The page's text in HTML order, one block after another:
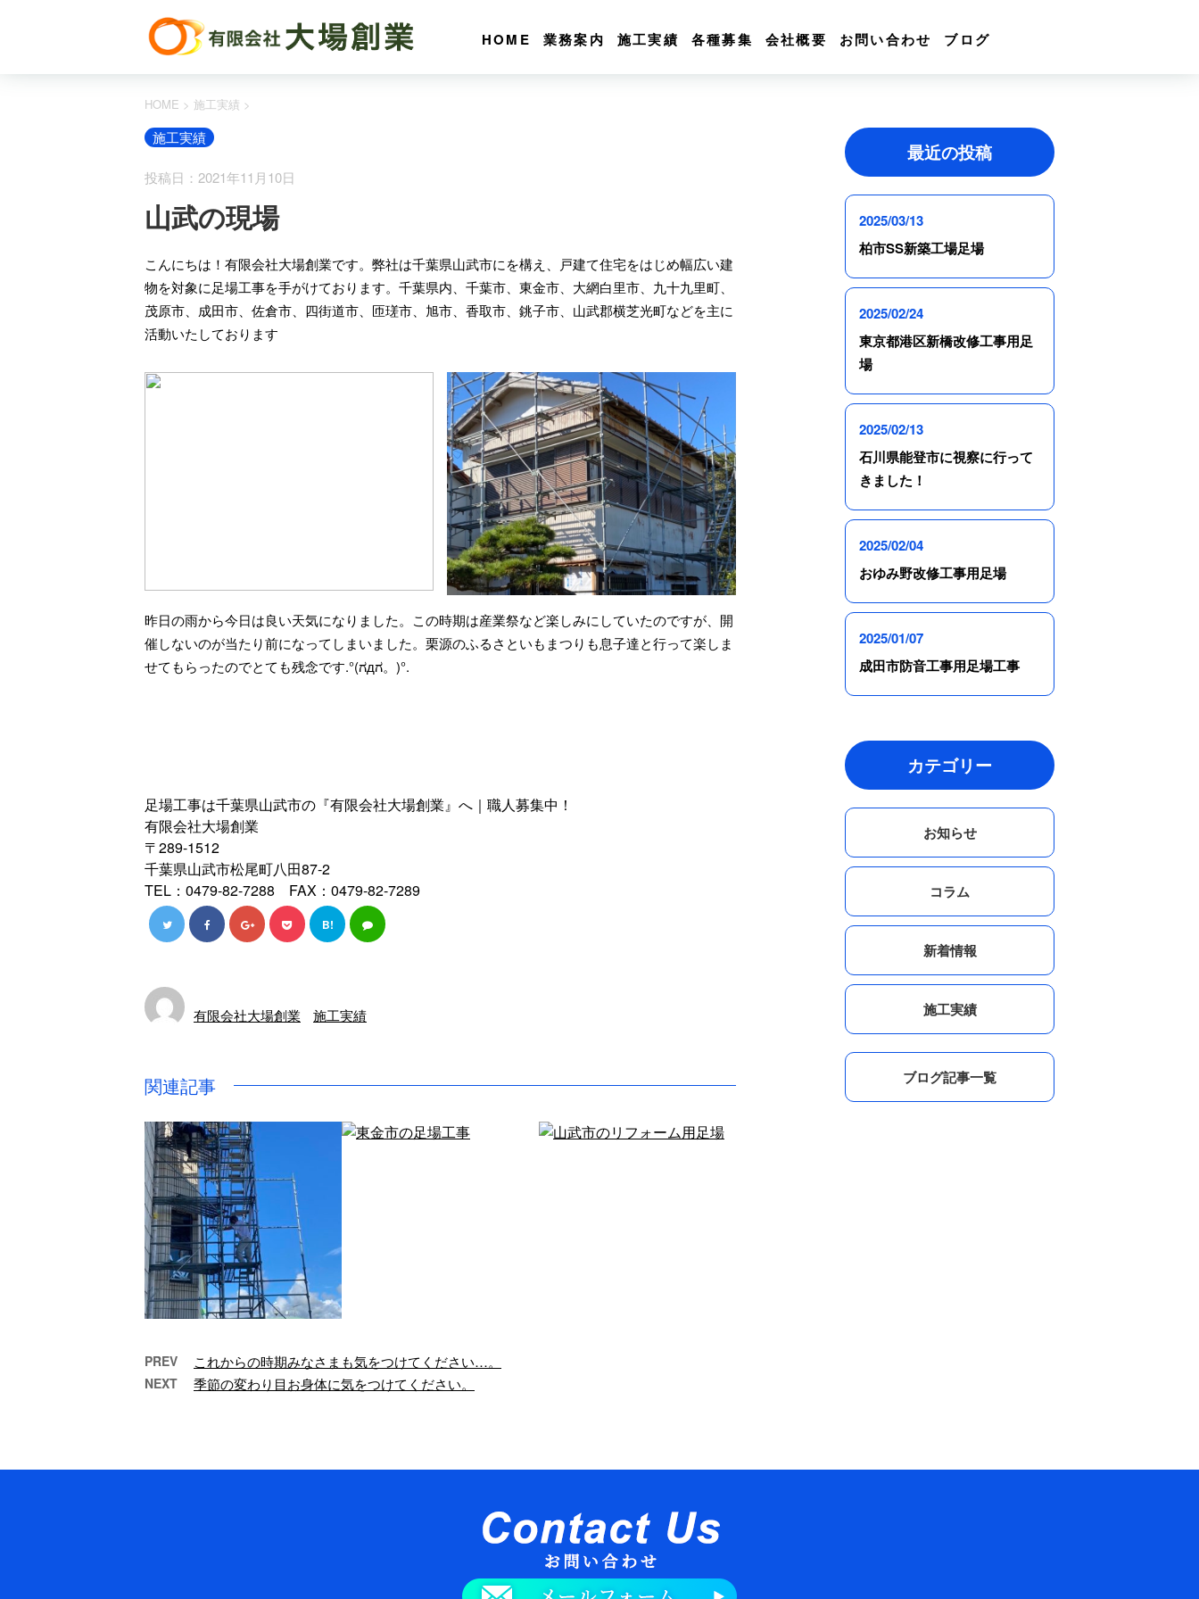
HOME 業務案内 施工実績 各種募集 会社概要 お問い合わせ ブログ
HOME > 施工実績 >
施工実績
投稿日：2021年11月10日
山武の現場
こんにちは！有限会社大場創業です。弊社は千葉県山武市にを構え、戸建て住宅をはじめ幅広い建
物を対象に足場工事を手がけております。千葉県内、千葉市、東金市、大網白里市、九十九里町、
茂原市、成田市、佐倉市、四街道市、匝瑳市、旭市、香取市、銚子市、山武郡横芝光町などを主に
活動いたしております
昨日の雨から今日は良い天気になりました。この時期は産業祭など楽しみにしていたのですが、開
催しないのが当たり前になってしまいました。栗源のふるさといもまつりも息子達と行って楽しま
せてもらったのでとても残念です.°(ಗдಗ。)°.
足場工事は千葉県山武市の『有限会社大場創業』へ｜職人募集中！
有限会社大場創業
〒289-1512
千葉県山武市松尾町八田87-2
TEL：0479-82-7288 FAX：0479-82-7289
B!
有限会社大場創業 施工実績
関連記事
…
PREV これからの時期みなさまも気をつけてください…。
NEXT 季節の変わり目お身体に気をつけてください。
最近の投稿
2025/03/13
柏市SS新築工場足場
2025/02/24
東京都港区新橋改修工事用足
場
2025/02/13
石川県能登市に視察に行って
きました！
2025/02/04
おゆみ野改修工事用足場
2025/01/07
成田市防音工事用足場工事
カテゴリー
お知らせ
コラム
新着情報
施工実績
ブログ記事一覧